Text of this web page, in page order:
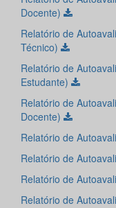
Docente)
Relatório de
Técnico)
Relatório de
Estudante)
Relatório de
Docente)
Relatório de
Relatório de
Relatório de
Relatório de